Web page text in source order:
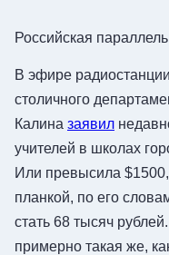
Российская параллель
В эфире
столичного
Калина заявил
учителей в школах
Или превысила
планкой, по его
стать 68 тысяч
примерно такая же,